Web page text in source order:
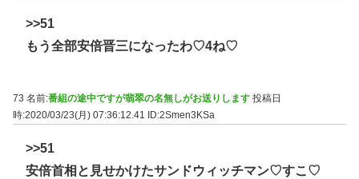
>>51
もう全部安倍晋三になったわ♡4ね♡
73 名前:番組の途中ですが翡翠の名無しがお送りします 投稿日
時:2020/03/23(月) 07:36:12.41
ID:2Smen3KSa
>>51
安倍首相と見せかけたサンドウィッチマン♡すこ♡